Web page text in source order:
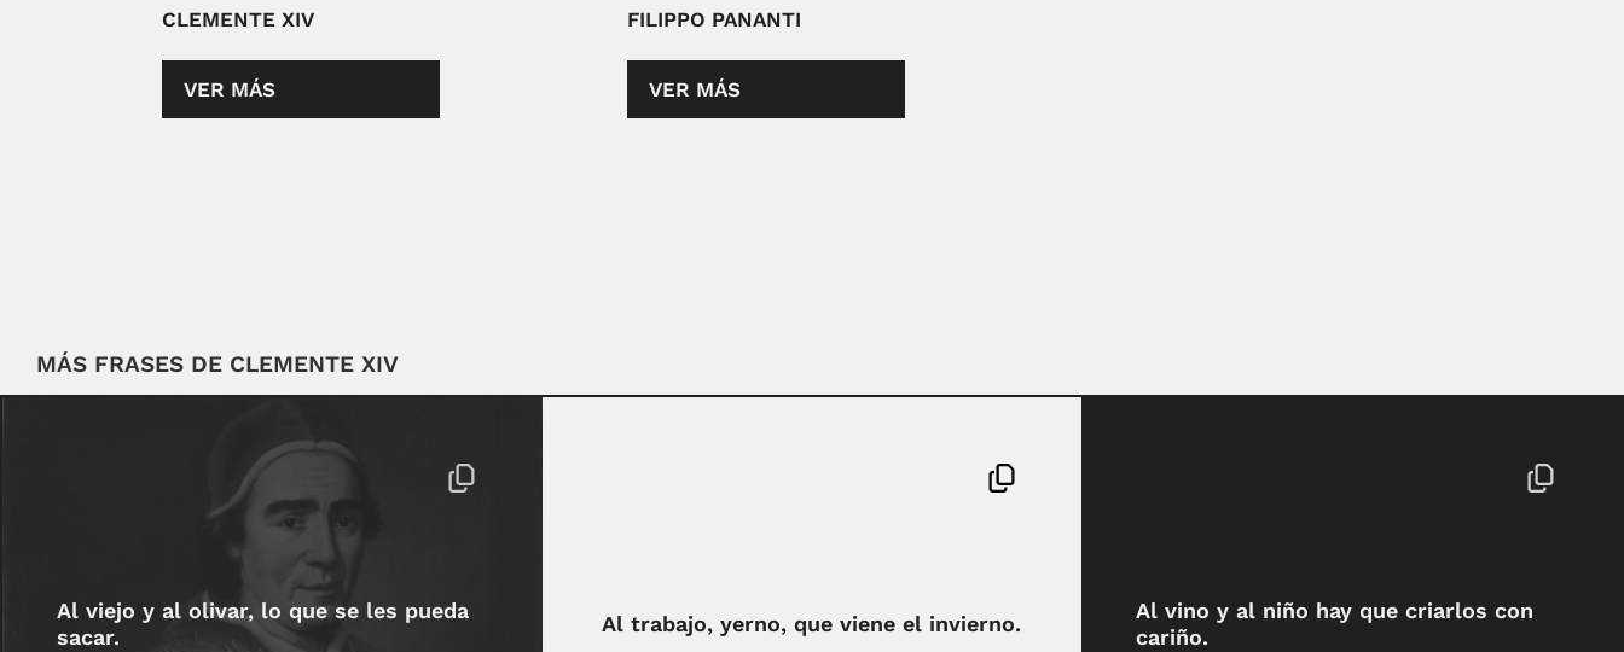
CLEMENTE XIV
VER MÁS
FILIPPO PANANTI
VER MÁS
MÁS FRASES DE CLEMENTE XIV
Al viejo y al olivar, lo que se les pueda
sacar.
Al trabajo, yerno, que viene el invierno.
Al vino y al niño hay que criarlos con
cariño.